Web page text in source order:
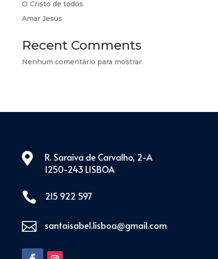
O Cristo de todos
Amar Jesus
Recent Comments
Nenhum comentário para mostrar.

R. Saraiva de Carvalho, 2-A
1250-243 LISBOA
 215 922 597
 santaisabel.lisboa@gmail.com